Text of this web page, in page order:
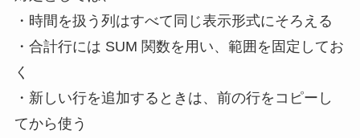
・時間を扱う列はすべて同じ表示形式にそろえる
・合計行には SUM 関数を用い、範囲を固定してお
く
・新しい行を追加するときは、前の行をコピーし
てから使う